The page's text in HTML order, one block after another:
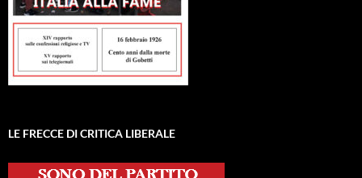
LE FRECCE DI CRITICA LIBERALE